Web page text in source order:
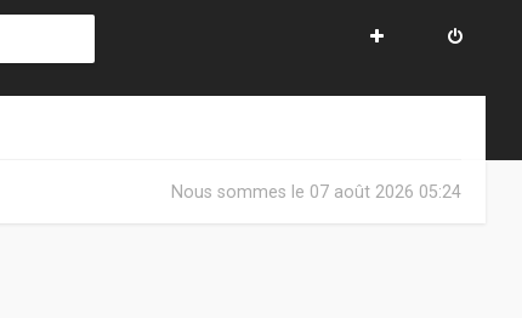
Nous sommes le 07 août 2026 05:24